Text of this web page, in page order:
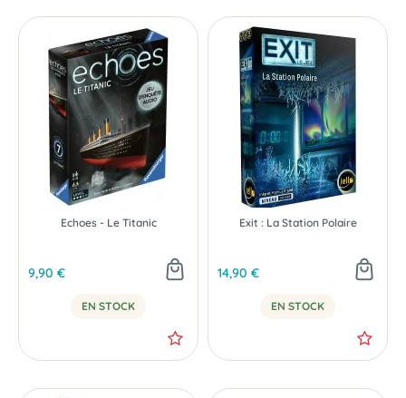
Echoes - Le Titanic
9,90 €
EN STOCK
Exit : La Station Polaire
14,90 €
EN STOCK